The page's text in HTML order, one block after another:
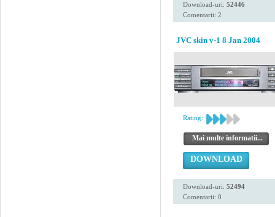
Download-uri: 52446
Comentarii: 2
JVC skin v-1 8 Jan 2004
Rating:
Mai multe informatii...
DOWNLOAD
Download-uri: 52494
Comentarii: 0